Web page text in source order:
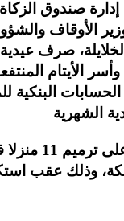
صندوق
وزير الأوقاف
الأيتام
البنكية
ووافق المجلس
وذلك عقب